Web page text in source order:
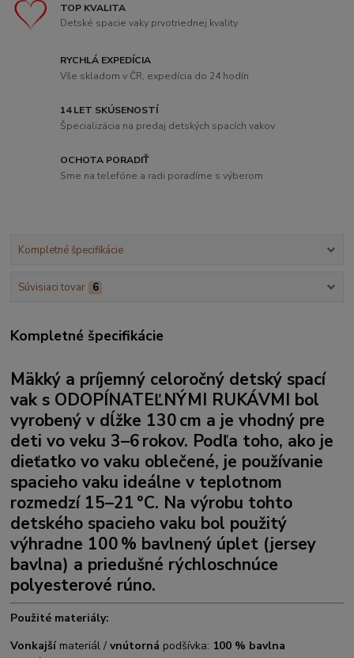
TOP KVALITA
Detské spacie vaky prvotriednej kvality
RYCHLÁ EXPEDÍCIA
Vše skladom v ČR, expedícia do 24 hodín
14 LET SKÚSENOSTÍ
Špecializácia na predaj detských spacích vakov
OCHOTA PORADIŤ
Sme na telefóne a radi poradíme s výberom
Kompletné špecifikácie
Súvisiaci tovar 6
Kompletné špecifikácie
Mäkký a príjemný celoročný detský spací
vak s ODOPÍNATEĽNÝMI RUKÁVMI bol
vyrobený v dĺžke 130 cm a je vhodný pre
deti vo veku 3–6 rokov. Podľa toho, ako je
dieťatko vo vaku oblečené, je používanie
spacieho vaku ideálne v teplotnom
rozmedzí 15–21 °C. Na výrobu tohto
detského spacieho vaku bol použitý
výhradne 100 % bavlnený úplet (jersey
bavlna) a priedušné rýchloschnúce
polyesterové rúno.
Použité materiály:
Vonkajší materiál /vnútorná podšívka: 100 % bavlna